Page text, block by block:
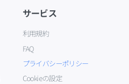
サービス
利用規約
FAQ
プライバシーポリシー
Cookieの設定